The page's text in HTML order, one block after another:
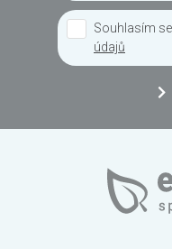
Souhlasím se
údajů